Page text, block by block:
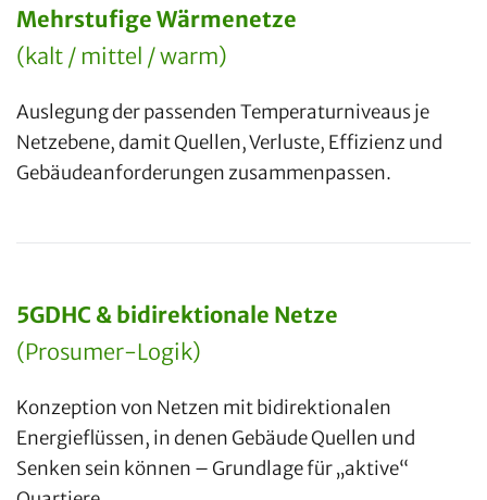
Mehrstufige Wärmenetze
(kalt / mittel / warm)
Auslegung der passenden Temperaturniveaus je
Netzebene, damit Quellen, Verluste, Effizienz und
Gebäudeanforderungen zusammenpassen.
5GDHC & bidirektionale Netze
(Prosumer-Logik)
Konzeption von Netzen mit bidirektionalen
Energieflüssen, in denen Gebäude Quellen und
Senken sein können – Grundlage für „aktive“